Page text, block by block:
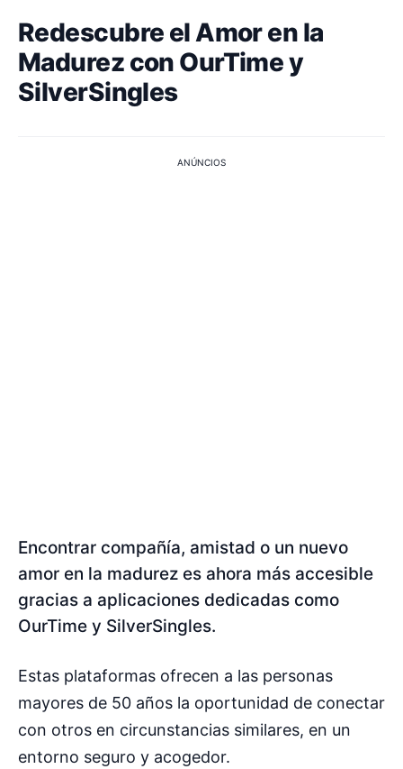
Redescubre el Amor en la
Madurez con OurTime y
SilverSingles
ANÚNCIOS
Encontrar compañía, amistad o un nuevo
amor en la madurez es ahora más accesible
gracias a aplicaciones dedicadas como
OurTime y SilverSingles.
Estas plataformas ofrecen a las personas
mayores de 50 años la oportunidad de conectar
con otros en circunstancias similares, en un
entorno seguro y acogedor.